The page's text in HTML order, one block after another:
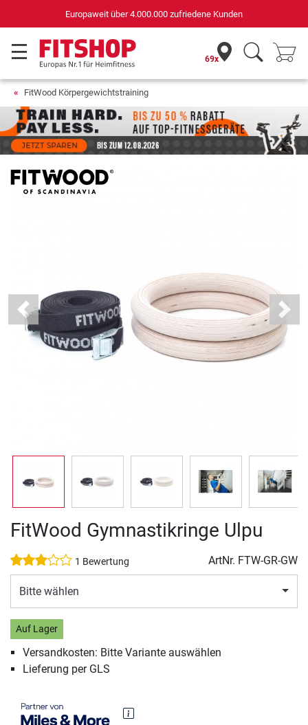
für Sportgeräte (n-tv+DISQ 2016-2024)
69x
FitWood Körpergewichtstraining
Previous Next
FitWood Gymnastikringe Ulpu
1 Bewertung ArtNr. FTW-GR-GW
Bitte wählen
Auf Lager
Versandkosten: Bitte Variante auswählen
Lieferung per GLS